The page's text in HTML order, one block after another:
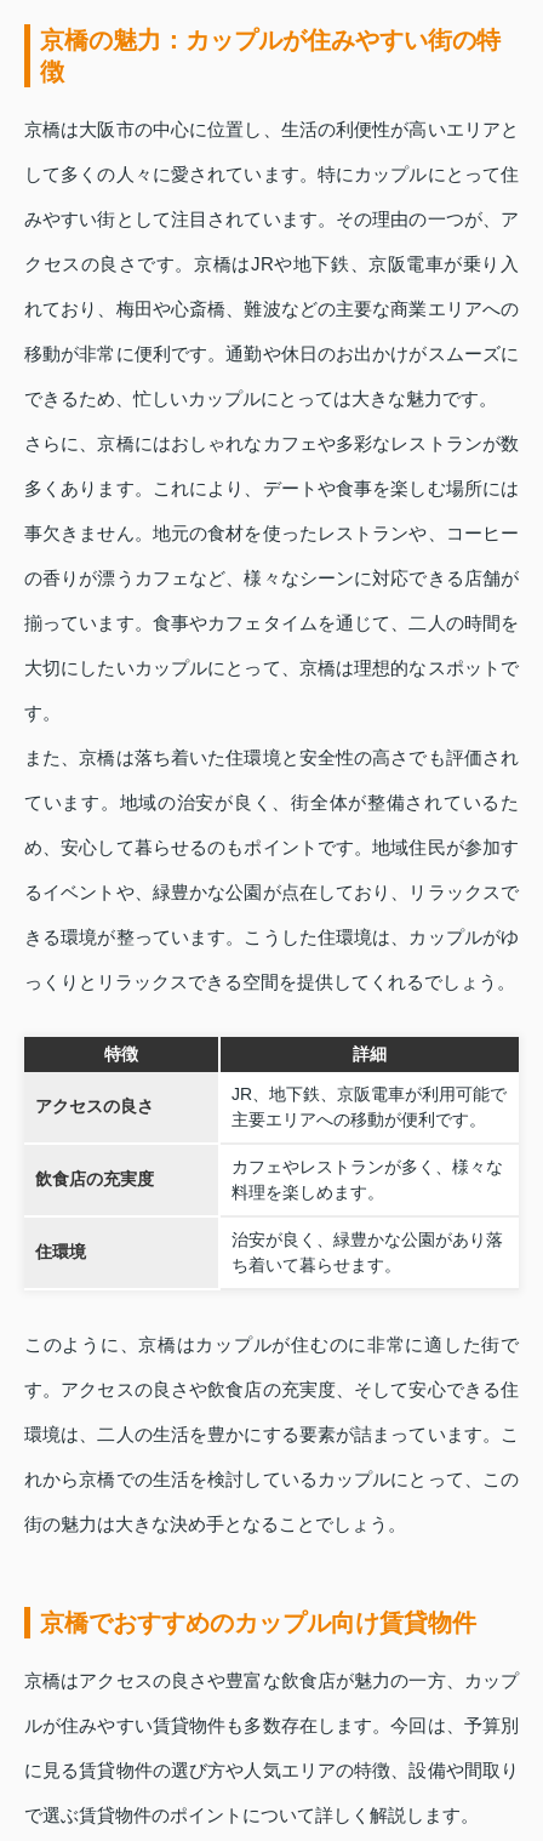
京橋の魅力：カップルが住みやすい街の特
徴
京橋は大阪市の中心に位置し、生活の利便性が高いエリアと
して多くの人々に愛されています。特にカップルにとって住
みやすい街として注目されています。その理由の一つが、ア
クセスの良さです。京橋はJRや地下鉄、京阪電車が乗り入
れており、梅田や心斎橋、難波などの主要な商業エリアへの
移動が非常に便利です。通勤や休日のお出かけがスムーズに
できるため、忙しいカップルにとっては大きな魅力です。
さらに、京橋にはおしゃれなカフェや多彩なレストランが数
多くあります。これにより、デートや食事を楽しむ場所には
事欠きません。地元の食材を使ったレストランや、コーヒー
の香りが漂うカフェなど、様々なシーンに対応できる店舗が
揃っています。食事やカフェタイムを通じて、二人の時間を
大切にしたいカップルにとって、京橋は理想的なスポットで
す。
また、京橋は落ち着いた住環境と安全性の高さでも評価され
ています。地域の治安が良く、街全体が整備されているた
め、安心して暮らせるのもポイントです。地域住民が参加す
るイベントや、緑豊かな公園が点在しており、リラックスで
きる環境が整っています。こうした住環境は、カップルがゆ
っくりとリラックスできる空間を提供してくれるでしょう。
特徴 詳細
アクセスの良さ
JR、地下鉄、京阪電車が利用可能で
主要エリアへの移動が便利です。
飲食店の充実度
カフェやレストランが多く、様々な
料理を楽しめます。
住環境
治安が良く、緑豊かな公園があり落
ち着いて暮らせます。
このように、京橋はカップルが住むのに非常に適した街で
す。アクセスの良さや飲食店の充実度、そして安心できる住
環境は、二人の生活を豊かにする要素が詰まっています。こ
れから京橋での生活を検討しているカップルにとって、この
街の魅力は大きな決め手となることでしょう。
京橋でおすすめのカップル向け賃貸物件
京橋はアクセスの良さや豊富な飲食店が魅力の一方、カップ
ルが住みやすい賃貸物件も多数存在します。今回は、予算別
に見る賃貸物件の選び方や人気エリアの特徴、設備や間取り
で選ぶ賃貸物件のポイントについて詳しく解説します。